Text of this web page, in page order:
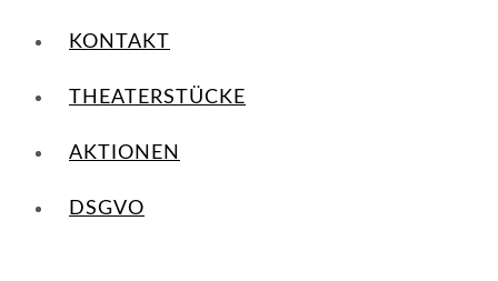
KONTAKT
THEATERSTÜCKE
AKTIONEN
DSGVO